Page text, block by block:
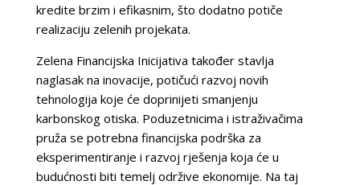
kredite brzim i efikasnim, što dodatno potiče
realizaciju zelenih projekata.
Zelena Financijska Inicijativa također stavlja
naglasak na inovacije, potičući razvoj novih
tehnologija koje će doprinijeti smanjenju
karbonskog otiska. Poduzetnicima i istraživačima
pruža se potrebna financijska podrška za
eksperimentiranje i razvoj rješenja koja će u
budućnosti biti temelj održive ekonomije. Na taj